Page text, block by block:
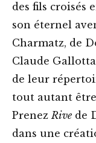
des fils croisés
son éternel
Charmatz, de
Claude
de leur
tout autant
PrenezRive de
dans une